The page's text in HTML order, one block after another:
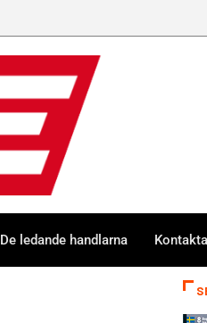
De ledande handlarna